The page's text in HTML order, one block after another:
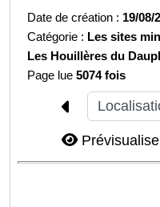
Date de création : 19/08/
Catégorie : Les sites
Les Houillères du
Page lue5074 fois